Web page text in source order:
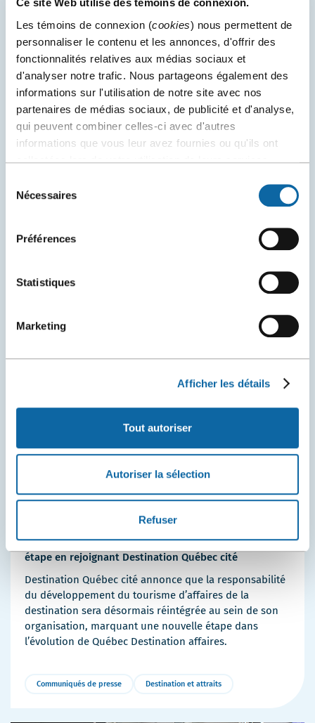
Ce site Web utilise des témoins de connexion.
Les témoins de connexion (cookies) nous permettent de
personnaliser le contenu et les annonces, d'offrir des
fonctionnalités relatives aux médias sociaux et
d'analyser notre trafic. Nous partageons également des
informations sur l'utilisation de notre site avec nos
partenaires de médias sociaux, de publicité et d'analyse,
qui peuvent combiner celles-ci avec d'autres
informations que vous leur avez fournies ou qu'ils ont
collectées lors de votre utilisation de leurs services.
Nécessaires
Préférences
Statistiques
Marketing
Afficher les détails
Tout autoriser
Autoriser la sélection
Refuser
Washington, New York, Paris : Québec renforce ses
L'attractivité du Centre des congrès de Québec s’accroît
depuis l’Aéroport international Jean-Lesage.
Services
Plus
Québec Destination affaires franchit une nouvelle
étape en rejoignant Destination Québec cité
Destination Québec cité annonce que la responsabilité
du développement du tourisme d’affaires de la
destination sera désormais réintégrée au sein de son
organisation, marquant une nouvelle étape dans
l’évolution de Québec Destination affaires.
Communiqués de presse Destination et attraits
Plus